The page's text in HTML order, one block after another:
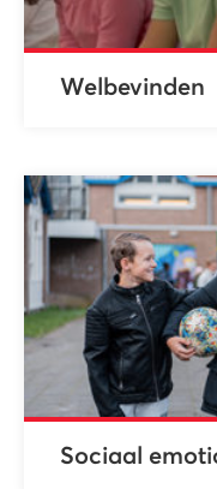
Welbevinden
Sociaal